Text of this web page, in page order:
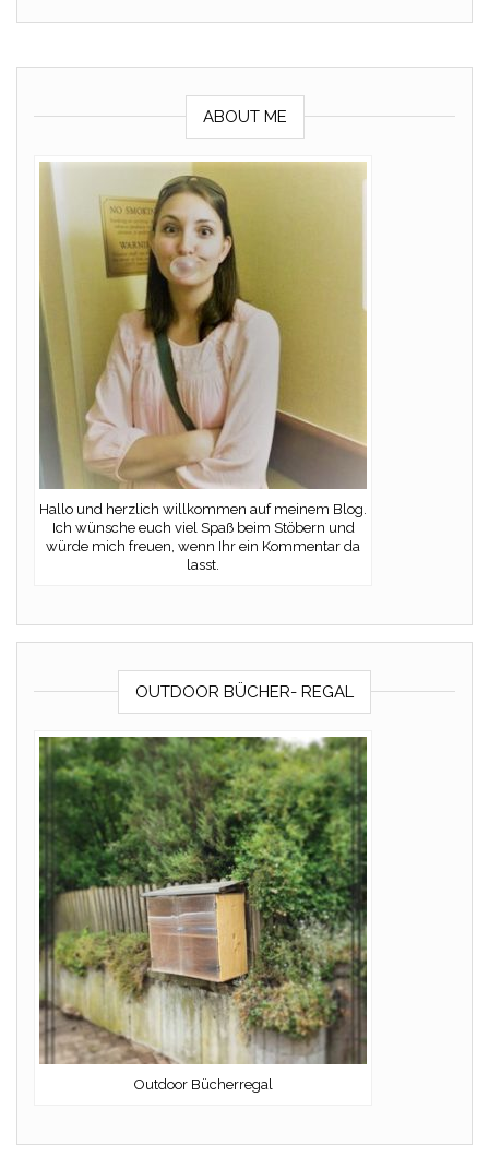
ABOUT ME
Hallo und herzlich willkommen auf meinem Blog.
Ich wünsche euch viel Spaß beim Stöbern und
würde mich freuen, wenn Ihr ein Kommentar da
lasst.
OUTDOOR BÜCHER- REGAL
Outdoor Bücherregal